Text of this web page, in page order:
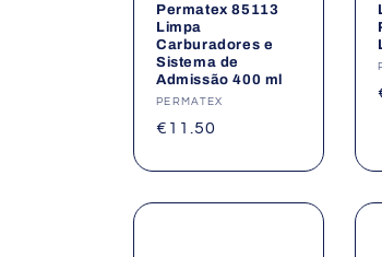
Permatex 85113
Limpa
Carburadores e
Sistema de
Admissão 400 ml
Fornecedor:
PERMATEX
Preço
€11.50